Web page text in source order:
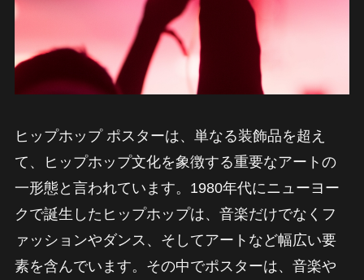
ヒップホップ ポスターは、単なる装飾品を超え
て、ヒップホップ文化を象徴する重要なアートの
一形態と言われています。1980年代にニューヨー
クで誕生したヒップホップは、音楽だけでなくフ
ァッションやダンス、そしてアートなど幅広い要
素を含んでいます。その中でポスターは、音楽や